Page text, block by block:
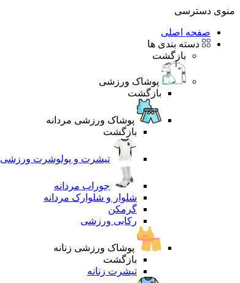
منوی دسترسی
صفحه اصلی
دسته بندی ها
بازگشت
پوشاک ورزشی
بازگشت
پوشاک ورزشی مردانه
بازگشت
تیشرت و پولوشرت ورزشی
جوراب مردانه
شلوار و شلوارک مردانه
گرمکن
رکابی ورزشی
پوشاک ورزشی زنانه
بازگشت
تیشرت زنانه